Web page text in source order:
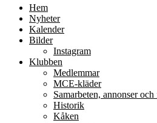
Hem
Nyheter
Kalender
Bilder
Instagram
Klubben
Medlemmar
MCE-kläder
Samarbeten, annonser
Historik
Kåken